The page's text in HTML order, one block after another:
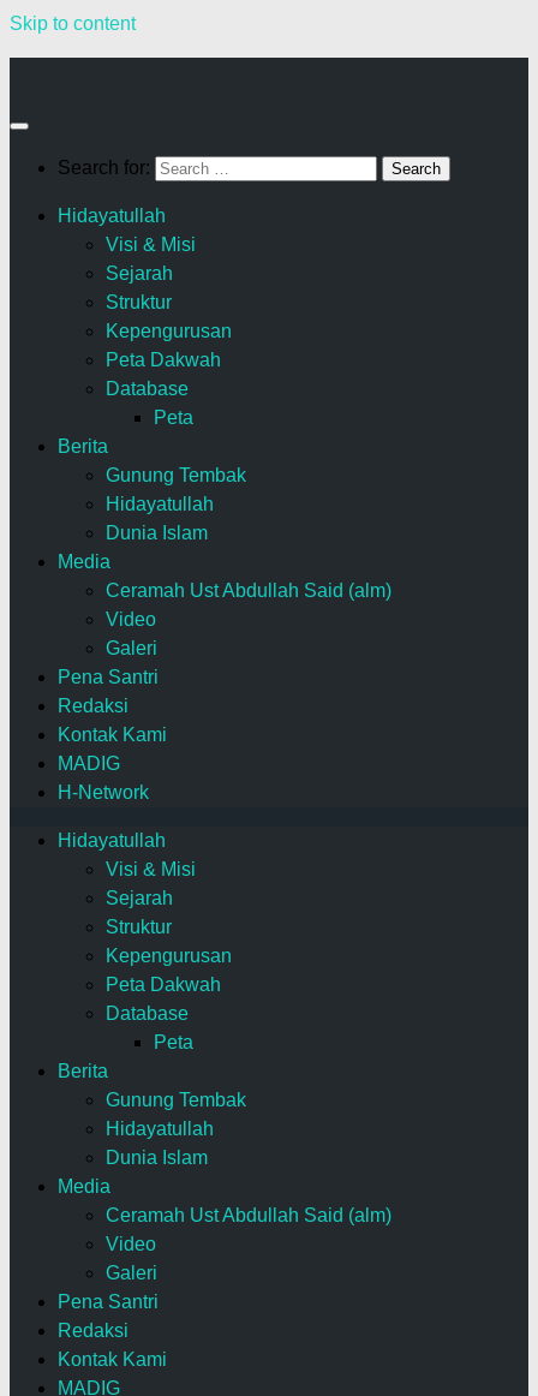
Skip to content
Search for:
Hidayatullah
Visi & Misi
Sejarah
Struktur
Kepengurusan
Peta Dakwah
Database
Peta
Berita
Gunung Tembak
Hidayatullah
Dunia Islam
Media
Ceramah Ust Abdullah Said (alm)
Video
Galeri
Pena Santri
Redaksi
Kontak Kami
MADIG
H-Network
Hidayatullah
Visi & Misi
Sejarah
Struktur
Kepengurusan
Peta Dakwah
Database
Peta
Berita
Gunung Tembak
Hidayatullah
Dunia Islam
Media
Ceramah Ust Abdullah Said (alm)
Video
Galeri
Pena Santri
Redaksi
Kontak Kami
MADIG